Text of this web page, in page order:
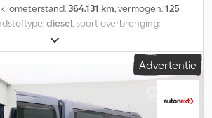
364.131 km, vermogen:125
diesel, soort overbrenging:
5.400 kg
, kleur:wit, aantal zitplaatsen:3, Bouwjaar:
airconditioning, centrale vergrendeling,
(ESP), navigatiesysteem, *
Fitzel Agema, 3 assen, in uitstekende
* Bedienbaar via radio
Advertentie